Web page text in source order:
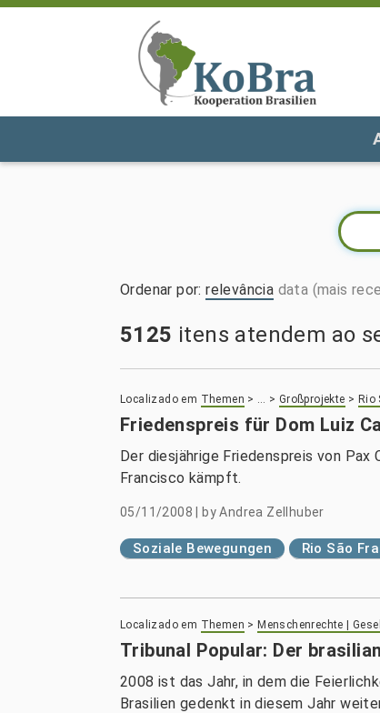
Ordenar por:relevância data (mais
5125 itens atendem ao
Localizado em Themen > … > Großprojekte > Rio
Friedenspreis für Dom Luiz
Der diesjährige Friedenspreis von
Francisco kämpft.
05/11/2008 byAndrea Zellhuber
Soziale Bewegungen Rio São
Localizado em Themen > Menschenrechte |
Tribunal Popular: Der
2008 ist das Jahr, in dem die
Brasilien gedenkt in diesem Jahr